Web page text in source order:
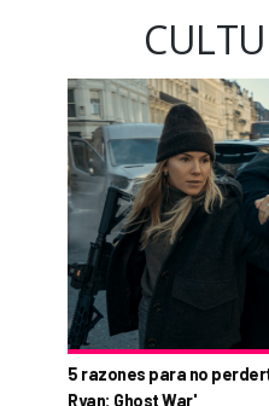
5 razones para no
Ryan: Ghost War'